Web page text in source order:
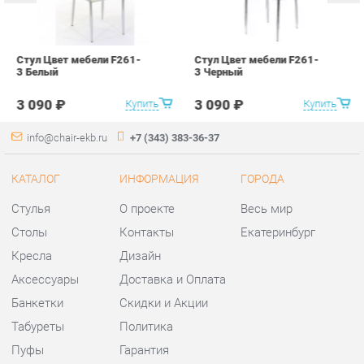
info@chair-ekb.ru
КАТАЛОГ
Столы
Кресла
Аксессуары
Банкетки
Пуфы
Комплектующие
ИНФОРМАЦИЯ
Контакты
Дизайн
Доставка и Оплата
Скидки и Акции
Гарантия
ГОРОДА
Екатеринбург
КОНТАКТЫ
Шоурум и склад самовывоза
Адрес: г. Екатеринбург,